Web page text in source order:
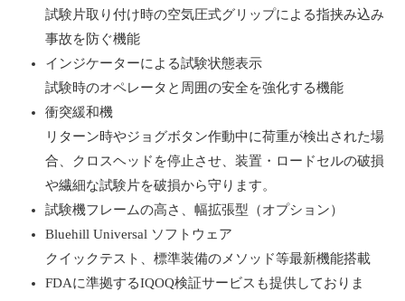
試験片取り付け時の空気圧式グリップによる指挟み込み
事故を防ぐ機能
インジケーターによる試験状態表示
試験時のオペレータと周囲の安全を強化する機能
衝突緩和機
リターン時やジョグボタン作動中に荷重が検出された場
合、クロスヘッドを停止させ、装置・ロードセルの破損
や繊細な試験片を破損から守ります。
試験機フレームの高さ、幅拡張型（オプション）
Bluehill Universal ソフトウェア
クイックテスト、標準装備のメソッド等最新機能搭載
FDAに準拠するIQOQ検証サービスも提供しておりま